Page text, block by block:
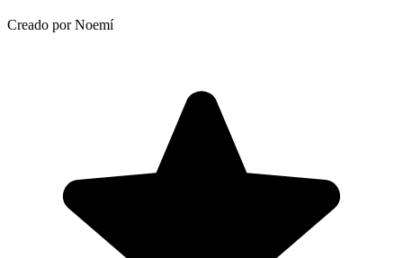
Creado por Noemí